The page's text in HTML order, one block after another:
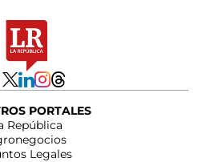
PORTALES
República
Legales